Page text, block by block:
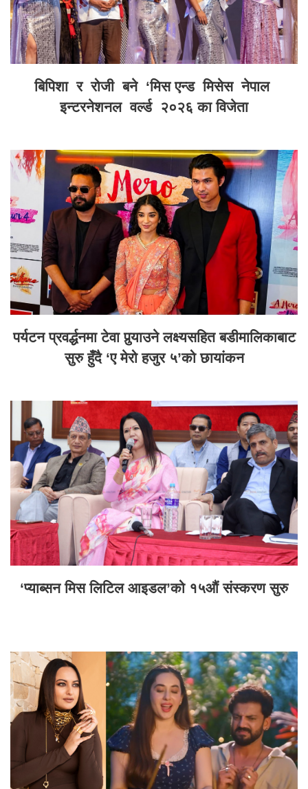
बिपिशा र रोजी बने ‘मिस एन्ड मिसेस नेपाल
इन्टरनेशनल वर्ल्ड २०२६ का विजेता
पर्यटन प्रवर्द्धनमा टेवा पुर्‍याउने लक्ष्यसहित बडीमालिकाबाट
सुरु हुँदै ‘ए मेरो हजुर ५’को छायांकन
‘प्याब्सन मिस लिटिल आइडल’को १५औं संस्करण सुरु